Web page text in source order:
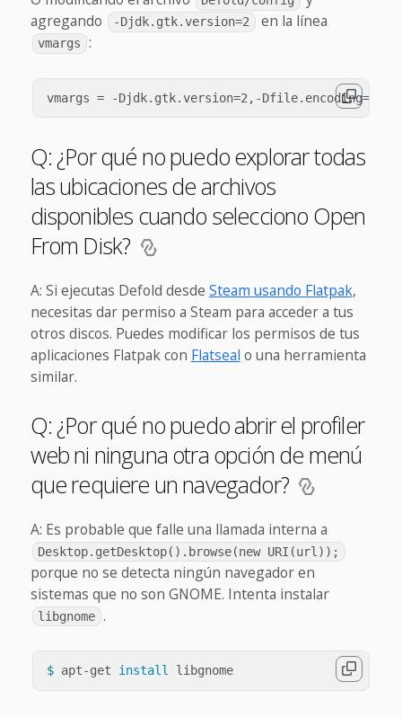
agregando
-Djdk.gtk.version=2 en la línea
vmargs :
Q: ¿Por qué no puedo explorar todas
las ubicaciones de archivos
disponibles cuando selecciono Open
From Disk?
A: Si ejecutas Defold desde Steam usando Flatpak,
necesitas dar permiso a Steam para acceder a tus
otros discos. Puedes modificar los permisos de tus
aplicaciones Flatpak con Flatseal o una herramienta
similar.
Q: ¿Por qué no puedo abrir el profiler
web ni ninguna otra opción de menú
que requiere un navegador?
A: Es probable que falle una llamada interna a
Desktop.getDesktop().browse(new URI(url));
porque no se detecta ningún navegador en
sistemas que no son GNOME. Intenta instalar
libgnome .
$ apt-get install